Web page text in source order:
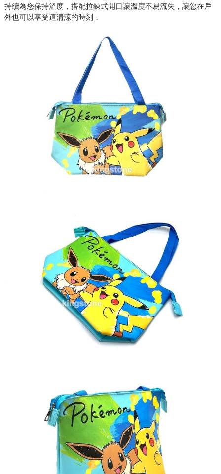
持續為您保持溫度，搭配拉鍊式開口讓溫度不易流失，讓您在戶
外也可以享受這清涼的時刻．